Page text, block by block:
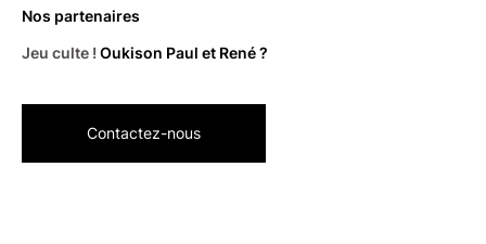
Nos partenaires
Jeu culte ! Oukison Paul et René ?
Contactez-nous